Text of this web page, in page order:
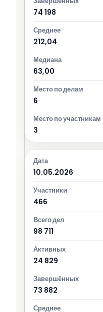
74 198
212,04
63,00
6
3
10.05.2026
466
98 711
24 829
73 882